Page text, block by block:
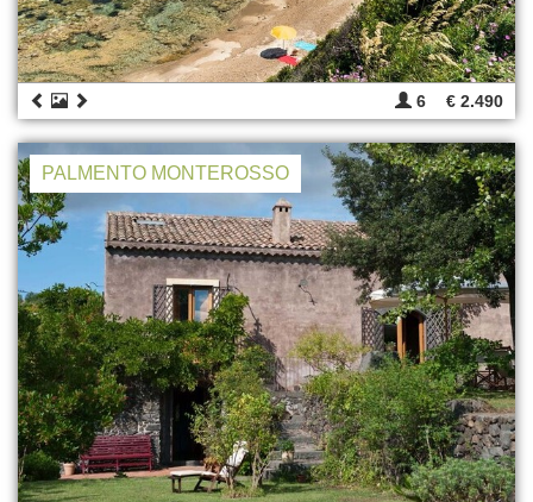
6 € 2.490
PALMENTO MONTEROSSO